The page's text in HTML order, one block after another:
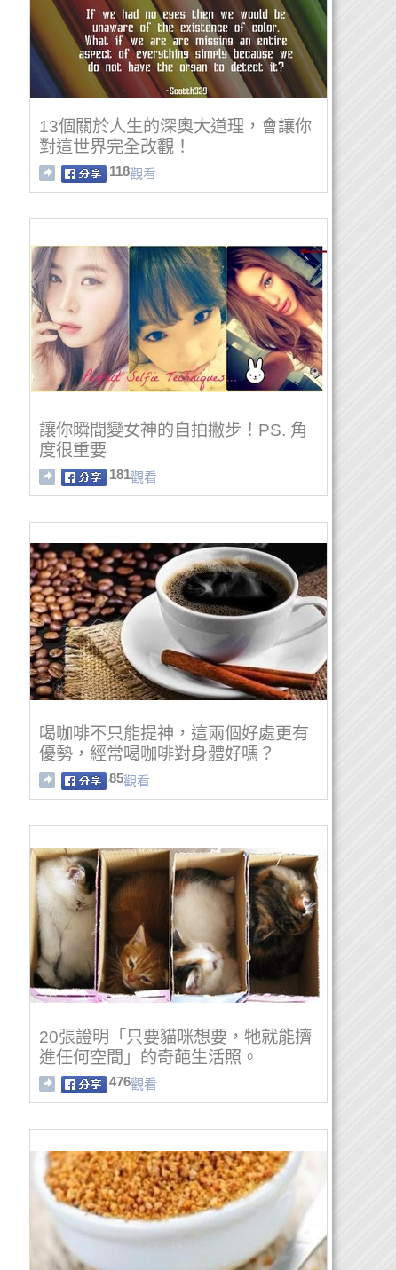
13個關於人生的深奧大道理，會讓你
對這世界完全改觀！
118觀看
讓你瞬間變女神的自拍撇步！PS. 角
度很重要
181觀看
喝咖啡不只能提神，這兩個好處更有
優勢，經常喝咖啡對身體好嗎？
85觀看
20張證明「只要貓咪想要，牠就能擠
進任何空間」的奇葩生活照。
476觀看